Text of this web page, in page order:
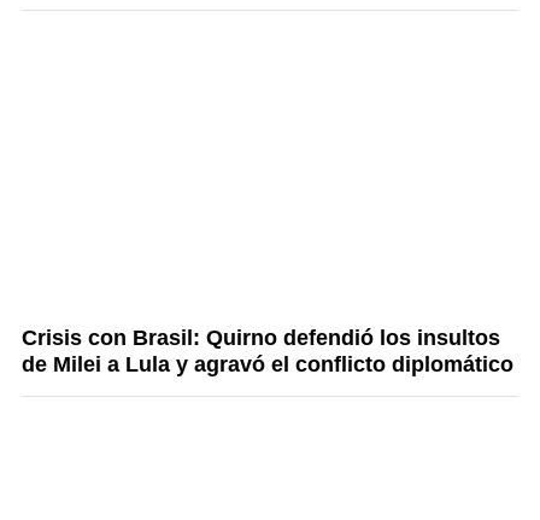
Crisis con Brasil: Quirno defendió los insultos
de Milei a Lula y agravó el conflicto diplomático